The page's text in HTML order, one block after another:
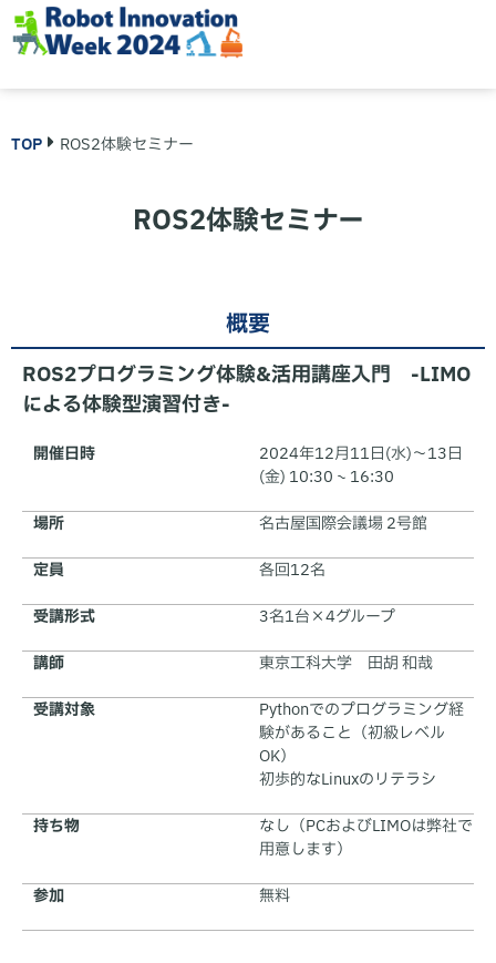
TOP ROS2体験セミナー
ROS2体験セミナー
概要
ROS2プログラミング体験&活用講座入門 -LIMO
による体験型演習付き-
開催日時
2024年12月11日(水)～13日
(金) 10:30 ~ 16:30
場所
名古屋国際会議場 2号館
定員
各回12名
受講形式
3名1台×4グループ
講師
東京工科大学 田胡 和哉
受講対象
Pythonでのプログラミング経
験があること（初級レベル
OK）
初歩的なLinuxのリテラシ
持ち物
なし（PCおよびLIMOは弊社で
用意します）
参加
無料